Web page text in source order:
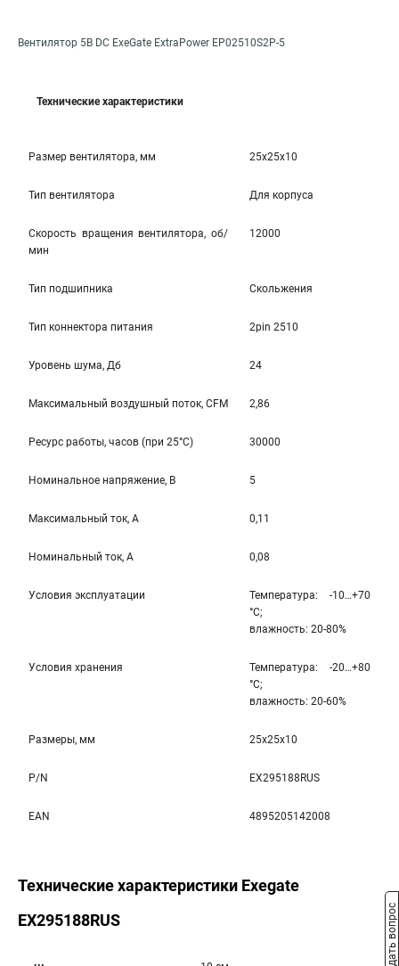
Вентилятор 5В DC ExeGate ExtraPower EP02510S2P-5
Технические характеристики
Размер вентилятора, мм 25x25x10
Тип вентилятора Для корпуса
Скорость вращения вентилятора, об/
мин
12000
Тип подшипника Скольжения
Тип коннектора питания 2pin 2510
Уровень шума, Дб 24
Максимальный воздушный поток, CFM 2,86
Ресурс работы, часов (при 25°C) 30000
Номинальное напряжение, В 5
Максимальный ток, А 0,11
Номинальный ток, А 0,08
Условия эксплуатации
Температура: -10…+70
°С;
влажность: 20-80%
Условия хранения
Температура: -20…+80
°С;
влажность: 20-60%
Размеры, мм 25x25x10
P/N EX295188RUS
EAN 4895205142008
Технические характеристики Exegate
EX295188RUS
Задать вопрос